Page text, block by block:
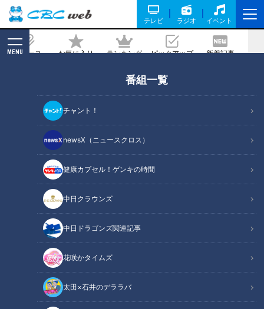
テレビ ラジオ イベント
ニュース お気に入り ランキング ピックアップ 新着記事
MENU
番組一覧
チャント！
newsX（ニュースクロス）
健康カプセル！ゲンキの時間
中日クラウンズ
中日ドラゴンズ関連記事
花咲かタイムズ
太田×石井のデララバ
りにくい靴底”のヒントをくれた驚きの
生き物
記事に戻る